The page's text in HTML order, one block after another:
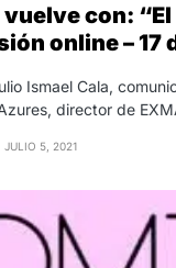
vuelve con:
online – 17
Ismael Cala,
director de
JULIO 5, 2021